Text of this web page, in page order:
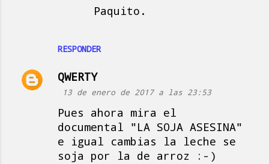
RESPONDER
Paquito.
QWERTY
13 de enero de 2017 a las 23:53
Pues ahora mira el
documental "LA SOJA ASESINA"
e igual cambias la leche se
soja por la de arroz :-)